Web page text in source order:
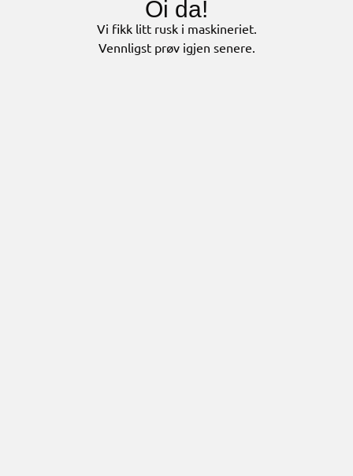
Oi da!
Vi fikk litt rusk i maskineriet.
Vennligst prøv igjen senere.